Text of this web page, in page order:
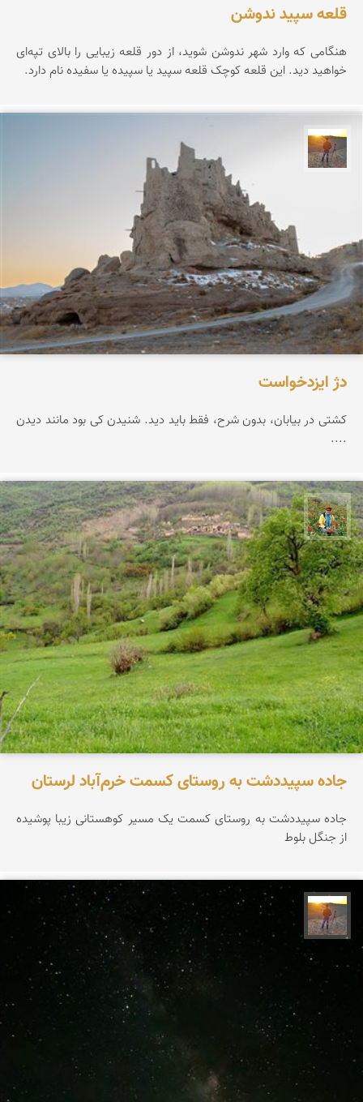
قلعه سپید ندوشن
هنگامی که وارد شهر ندوشن شوید، از دور قلعه زیبایی را بالای تپه‌ای
خواهید دید. این قلعه کوچک قلعه سپید یا سپیده یا سفیده نام دارد.
دژ ایزدخواست
کشتی در بیابان، بدون شرح، فقط باید دید. شنیدن کی بود مانند دیدن
....
اسفندیار خدایی
جاده سپیددشت به روستای کسمت خرم‌آباد لرستان
جاده سپیددشت به روستای کسمت یک مسیر کوهستانی زیبا پوشیده
از جنگل بلوط
مهدی مخلصیان